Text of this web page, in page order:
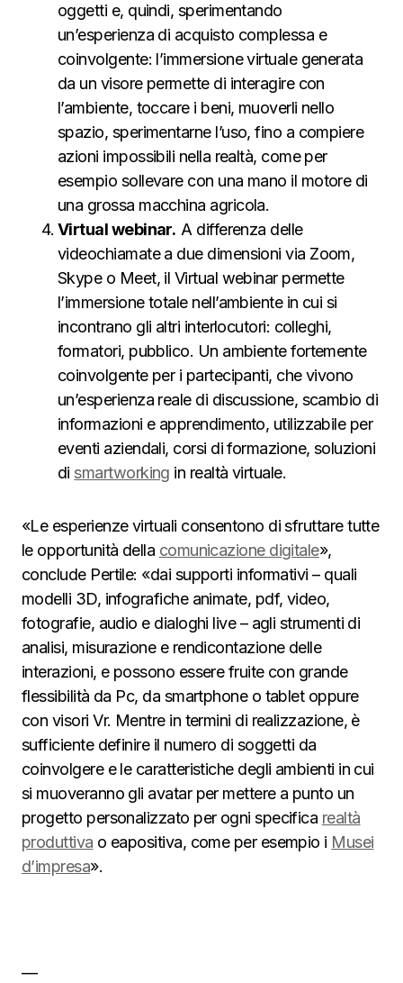
oggetti e, quindi, sperimentando
un’esperienza di acquisto complessa e
coinvolgente: l’immersione virtuale generata
da un visore permette di interagire con
l’ambiente, toccare i beni, muoverli nello
spazio, sperimentarne l’uso, fino a compiere
azioni impossibili nella realtà, come per
esempio sollevare con una mano il motore di
una grossa macchina agricola.
Virtual webinar. A differenza delle
videochiamate a due dimensioni via Zoom,
Skype o Meet, il Virtual webinar permette
l’immersione totale nell’ambiente in cui si
incontrano gli altri interlocutori: colleghi,
formatori, pubblico. Un ambiente fortemente
coinvolgente per i partecipanti, che vivono
un’esperienza reale di discussione, scambio di
informazioni e apprendimento, utilizzabile per
eventi aziendali, corsi di formazione, soluzioni
di smartworking in realtà virtuale.
«Le esperienze virtuali consentono di sfruttare tutte
le opportunità della comunicazione digitale»,
conclude Pertile: «dai supporti informativi – quali
modelli 3D, infografiche animate, pdf, video,
fotografie, audio e dialoghi live – agli strumenti di
analisi, misurazione e rendicontazione delle
interazioni, e possono essere fruite con grande
flessibilità da Pc, da smartphone o tablet oppure
con visori Vr. Mentre in termini di realizzazione, è
sufficiente definire il numero di soggetti da
coinvolgere e le caratteristiche degli ambienti in cui
si muoveranno gli avatar per mettere a punto un
progetto personalizzato per ogni specifica realtà
produttiva o eapositiva, come per esempio i Musei
d’impresa».
—